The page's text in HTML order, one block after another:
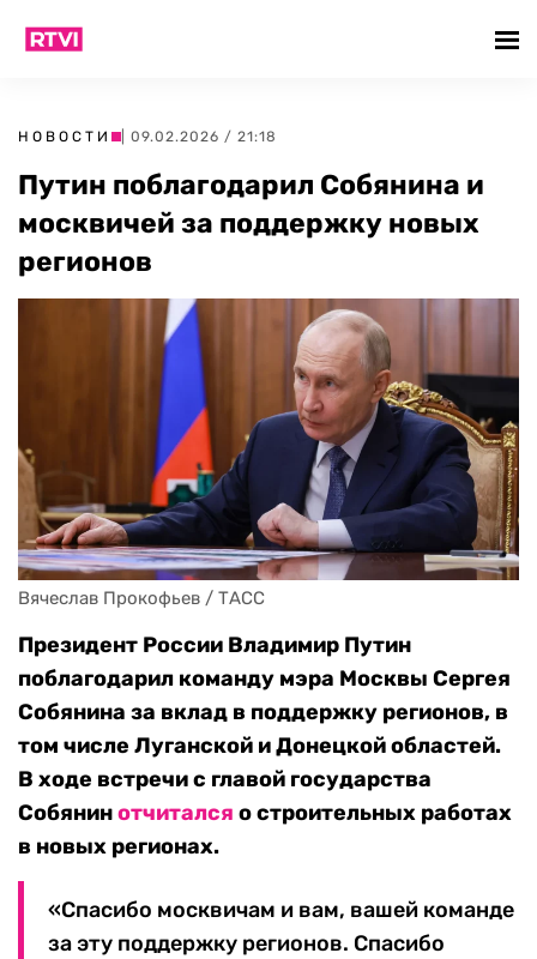
НОВОСТИ | 09.02.2026 / 21:18
Путин поблагодарил Собянина и
москвичей за поддержку новых
регионов
Вячеслав Прокофьев / ТАСС
Президент России Владимир Путин
поблагодарил команду мэра Москвы Сергея
Собянина за вклад в поддержку регионов, в
том числе Луганской и Донецкой областей.
В ходе встречи с главой государства
Собянинотчитался о строительных работах
в новых регионах.
«Спасибо москвичам и вам, вашей команде
за эту поддержку регионов. Спасибо